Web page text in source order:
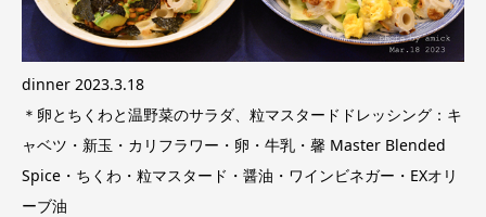
dinner 2023.3.18
＊卵とちくわと温野菜のサラダ、粒マスタードドレッシング：キ
ャベツ・新玉・カリフラワー・卵・牛乳・馨 Master Blended
Spice・ちくわ・粒マスタード・醤油・ワインビネガー・EXオリ
ーブ油